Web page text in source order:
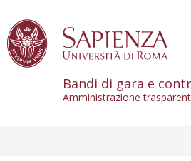
Bandi di gara e
Amministrazione